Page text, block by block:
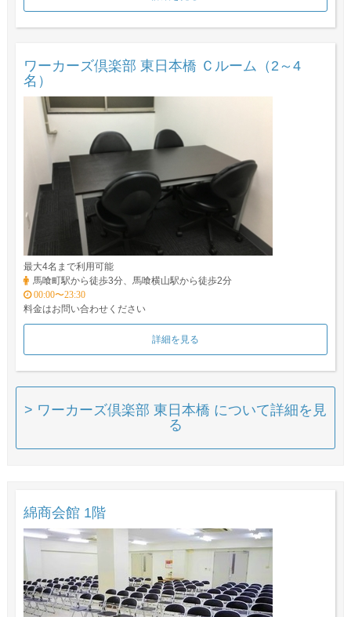
ワーカーズ倶楽部 東日本橋 Ｃルーム（2～4
名）
最大4名まで利用可能
馬喰町駅から徒歩3分、馬喰横山駅から徒歩2分
00:00〜23:30
料金はお問い合わせください
詳細を見る
> ワーカーズ倶楽部 東日本橋 について詳細を見
る
綿商会館 1階